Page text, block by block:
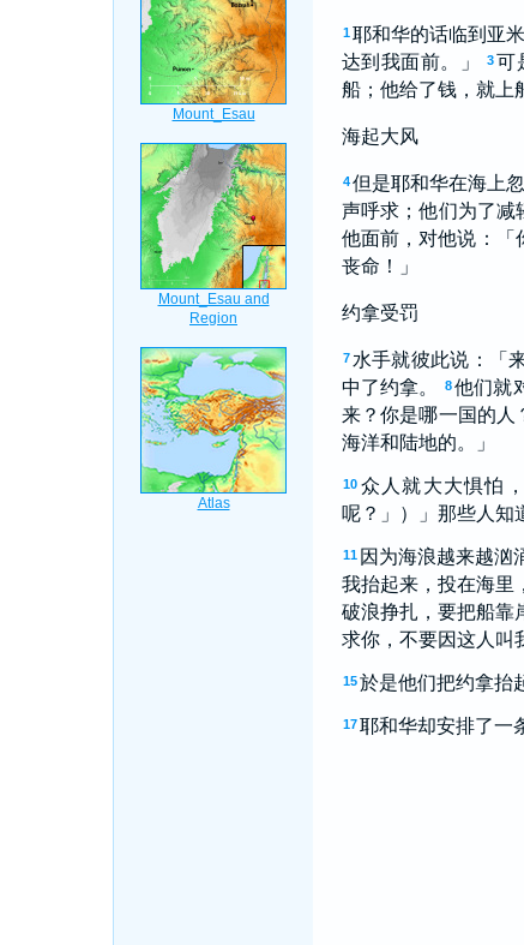
1 耶和华的话临到亚
达到我面前。」
3可
船；他给了钱，就上
海起大风
4 但是耶和华在海上
声呼求；他们为了减
他面前，对他说：
丧命！」
约拿受罚
7 水手就彼此说：「
中了约拿。
8他们就
来？你是哪一国的人
海洋和陆地的。」
10 众人就大大惧怕
呢？」）」那些人知
11 因为海浪越来越汹
我抬起来，投在海里
破浪挣扎，要把船靠
求你，不要因这人叫
15 於是他们把约拿抬
17 耶和华却安排了一